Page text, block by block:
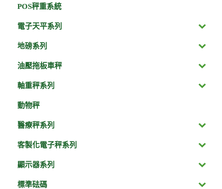
POS秤重系統
電子天平系列
地磅系列
油壓拖板車秤
軸重秤系列
動物秤
醫療秤系列
客製化電子秤系列
顯示器系列
標準砝碼